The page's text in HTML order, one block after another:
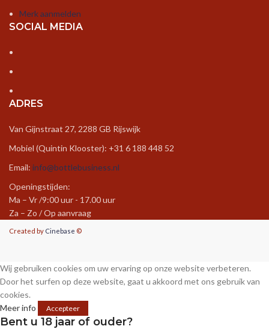
Merk aanmelden
SOCIAL MEDIA
ADRES
Van Gijnstraat 27, 2288 GB Rijswijk
Mobiel (Quintin Klooster): +31 6 188 448 52
Email: info@bottlebusiness.nl
Openingstijden:
Ma – Vr /9:00 uur - 17.00 uur
Za – Zo / Op aanvraag
Created by Cinebase ©
Wij gebruiken cookies om uw ervaring op onze website verbeteren.
Door het surfen op deze website, gaat u akkoord met ons gebruik van
cookies.
Meer info
Accepteer
Bent u 18 jaar of ouder?